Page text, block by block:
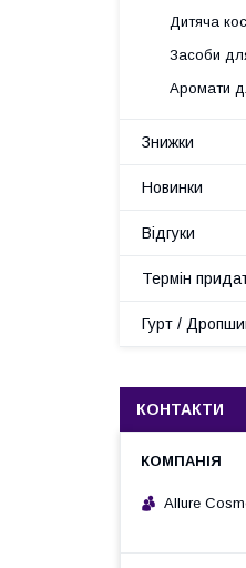
Дитяча
Засоби
Аромати
Знижки
Новинки
Відгуки
Термін
Гурт /
КОНТАКТИ
Allure